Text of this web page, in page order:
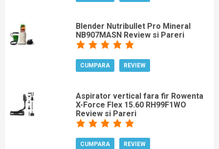
Blender Nutribullet Pro Mineral
NB907MASN Review si Pareri
CUMPARA REVIEW
Aspirator vertical fara fir Rowenta
X-Force Flex 15.60 RH99F1WO
Review si Pareri
CUMPARA REVIEW